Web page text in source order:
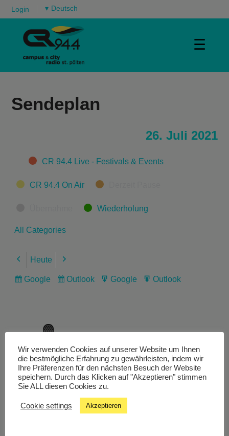
Login ▾
☰
Sendeplan
26. Juli 2021
CategoriesCR 94.4 Live - Festivals & Events
CR 94.4 On Air
Wiederholung
All Categories
Previous
Heute Next
Subscribe
Google
Subscribe
Outlook
Export
Google
Export
Outlook
Livestream
Studiochat
Wir verwenden Cookies auf unserer Website um Ihnen
die bestmögliche Erfahrung zu gewährleisten, indem wir
Ihre Präferenzen für den nächsten Besuch der Website
speichern. Durch das Klicken auf "Akzeptieren" stimmen
Sie ALL diesen Cookies zu.
Cookie settings Akzeptieren